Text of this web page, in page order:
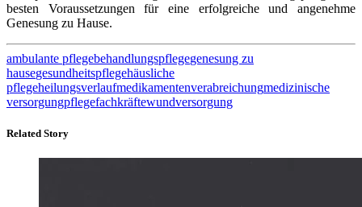
besten Voraussetzungen für eine erfolgreiche und angenehme
Genesung zu Hause.
ambulante pflegebehandlungspflegegenesung zu
hausegesundheitspflegehäusliche
pflegeheilungsverlaufmedikamentenverabreichungmedizinische
versorgungpflegefachkräftewundversorgung
Related Story